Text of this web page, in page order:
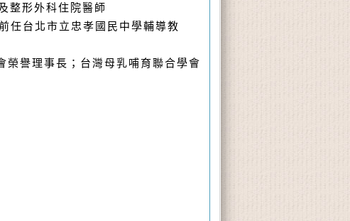
整形外科住院醫師
任台北市立忠孝國民中學輔導教
譽理事長；台灣母乳哺育聯合學會